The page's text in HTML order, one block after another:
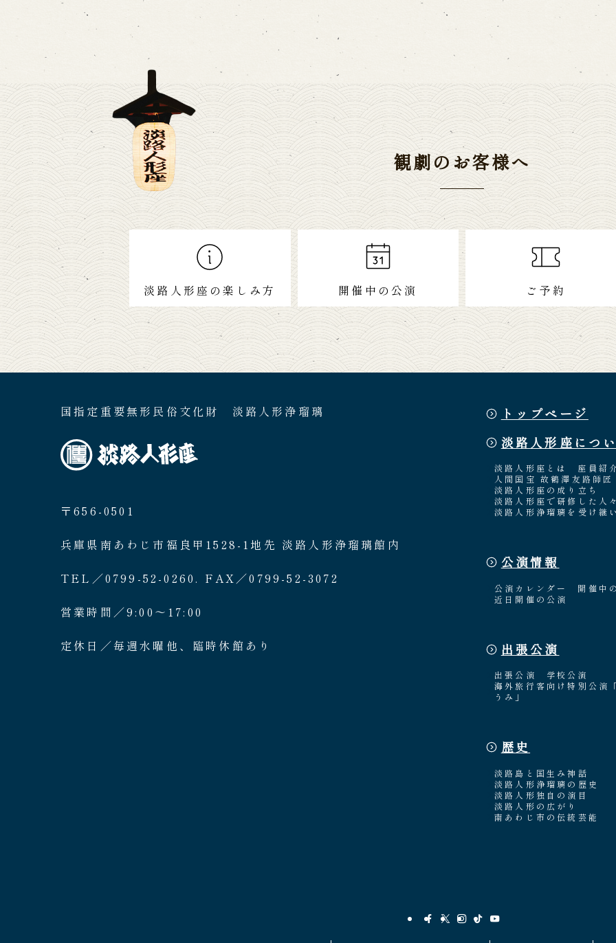
観劇のお客様へ
淡路人形座の楽しみ方 開催中の公演 ご予約
国指定重要無形民俗文化財 淡路人形浄瑠璃
〒656-0501
兵庫県南あわじ市福良甲1528-1地先 淡路人形浄瑠璃館内
TEL／0799-52-0260. FAX／0799-52-3072
営業時間／9:00〜17:00
定休日／毎週水曜他、臨時休館あり
トップページ
淡路人形座につ
淡路人形座とは
座員紹
人間国宝 故鶴澤友路師匠
淡路人形座の成り立ち
淡路人形座で研修した人
淡路人形浄瑠璃を受け継
公演情報
公演カレンダー
開催中
近日開催の公演
出張公演
出張公演
学校公演
海外旅行客向け特別公演
うみ」
歴史
淡路島と国生み神話
淡路人形浄瑠璃の歴史
淡路人形独自の演目
淡路人形の広がり
南あわじ市の伝統芸能